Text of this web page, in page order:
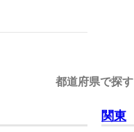
都道府県で探す
関東